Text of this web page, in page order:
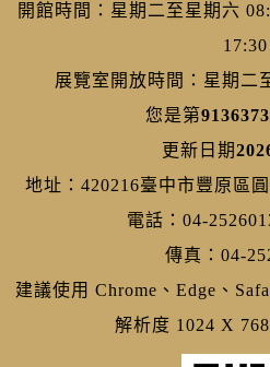
開館時間：星期二至星期六
17:30
展覽室開放時間：星期二
您是第9136373
更新日期
地址：420216臺中市豐原區
電話：04-
傳真：04-
建議使用 Chrome、Edge、
解析度 1024 X